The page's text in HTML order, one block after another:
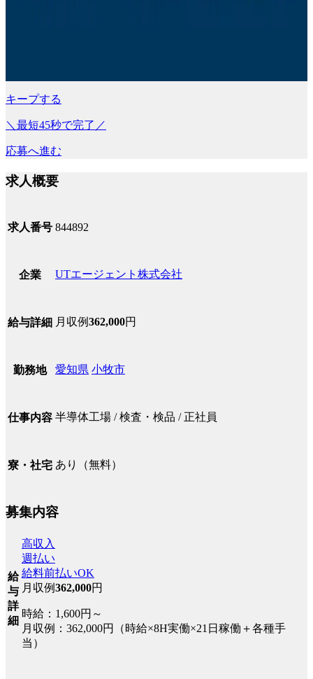
キープする
＼最短45秒で完了／
応募へ進む
求人概要
求人番号 844892
企業 UTエージェント株式会社
給与詳細 月収例362,000円
勤務地 愛知県 小牧市
仕事内容 半導体工場 / 検査・検品 / 正社員
寮・社宅 あり（無料）
募集内容
給
与
詳
細
高収入
週払い
給料前払いOK
月収例362,000円
時給：1,600円～
月収例：362,000円（時給×8H実働×21日稼働＋各種手
当）